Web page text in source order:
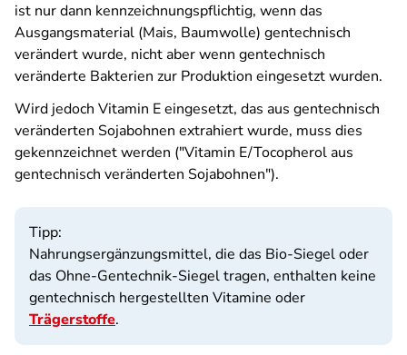
ist nur dann kennzeichnungspflichtig, wenn das
Ausgangsmaterial (Mais, Baumwolle) gentechnisch
verändert wurde, nicht aber wenn gentechnisch
veränderte Bakterien zur Produktion eingesetzt wurden.
Wird jedoch Vitamin E eingesetzt, das aus gentechnisch
veränderten Sojabohnen extrahiert wurde, muss dies
gekennzeichnet werden ("Vitamin E/Tocopherol aus
gentechnisch veränderten Sojabohnen").
Tipp:
Nahrungsergänzungsmittel, die das Bio-Siegel oder
das Ohne-Gentechnik-Siegel tragen, enthalten keine
gentechnisch hergestellten Vitamine oder
Trägerstoffe.